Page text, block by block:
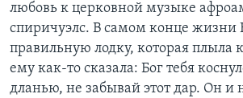
любовь к церковной музыке
спиричуэлс. В самом конце жизни
правильную лодку, которая плыла
ему как-то сказала: Бог тебя
дланью, не забывай этот дар. Он и